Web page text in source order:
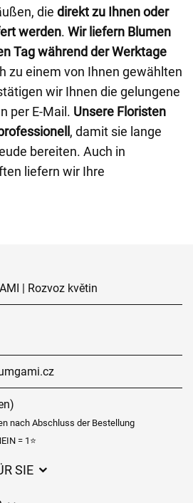
die direkt zu Ihnen oder
werden. Wir liefern Blumen
Tag während der Werktage
zu einem von Ihnen gewählten
wir Ihnen die gelungene
per E-Mail. Unsere Floristen
, damit sie lange
bereiten. Auch in
liefern wir Ihre
| Rozvoz květin
nach Abschluss der Bestellung
= 1⭐
SIE